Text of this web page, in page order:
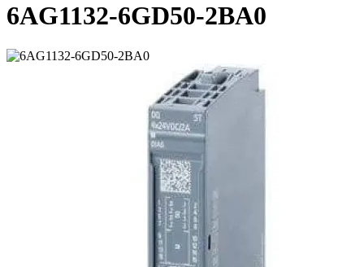
6AG1132-6GD50-2BA0